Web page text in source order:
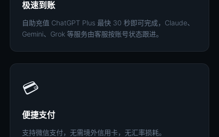
极速到账
自助充值 ChatGPT Plus 最快 30 秒即可完成，Claude、
Gemini、Grok 等服务由客服按账号状态跟进。
💳
便捷支付
支持微信支付，无需境外信用卡，无汇率损耗。